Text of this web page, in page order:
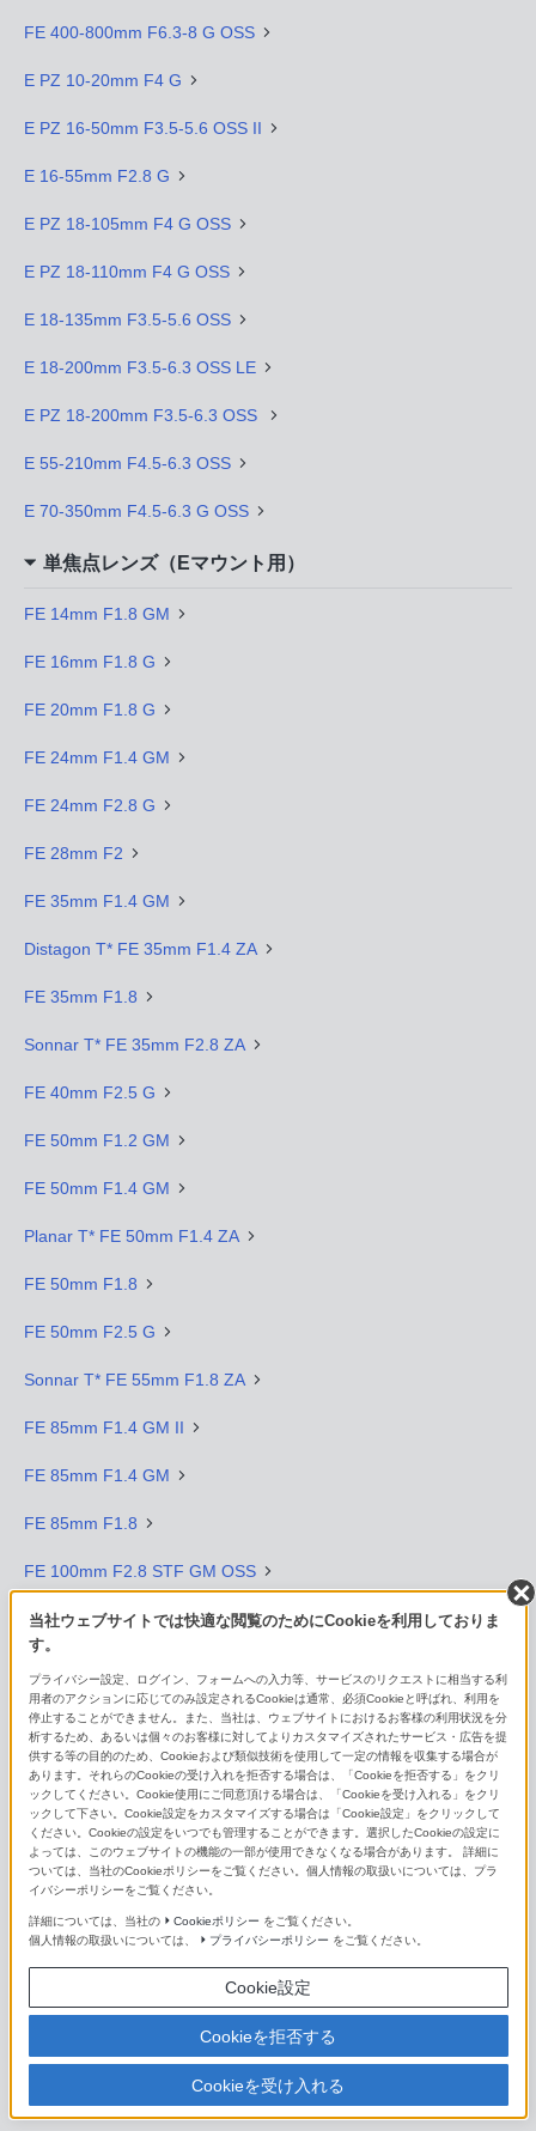
FE 400-800mm F6.3-8 G OSS
E PZ 10-20mm F4 G
E PZ 16-50mm F3.5-5.6 OSS II
E 16-55mm F2.8 G
E PZ 18-105mm F4 G OSS
E PZ 18-110mm F4 G OSS
E 18-135mm F3.5-5.6 OSS
E 18-200mm F3.5-6.3 OSS LE
E PZ 18-200mm F3.5-6.3 OSS
E 55-210mm F4.5-6.3 OSS
E 70-350mm F4.5-6.3 G OSS
単焦点レンズ（Eマウント用）
FE 14mm F1.8 GM
FE 16mm F1.8 G
FE 20mm F1.8 G
FE 24mm F1.4 GM
FE 24mm F2.8 G
FE 28mm F2
FE 35mm F1.4 GM
Distagon T* FE 35mm F1.4 ZA
FE 35mm F1.8
Sonnar T* FE 35mm F2.8 ZA
FE 40mm F2.5 G
FE 50mm F1.2 GM
FE 50mm F1.4 GM
Planar T* FE 50mm F1.4 ZA
FE 50mm F1.8
FE 50mm F2.5 G
Sonnar T* FE 55mm F1.8 ZA
FE 85mm F1.4 GM II
FE 85mm F1.4 GM
FE 85mm F1.8
FE 100mm F2.8 STF GM OSS
FE 135mm F1.8 GM
FE 400mm F2.8 GM OSS
FE 600mm F4 GM OSS
E 11mm F1.8
E 15mm F1.4 G
当社ウェブサイトでは快適な閲覧のためにCookieを利用しておりま
す。
プライバシー設定、ログイン、フォームへの入力等、サービスのリクエストに相当する利
用者のアクションに応じてのみ設定されるCookieは通常、必須Cookieと呼ばれ、利用を
停止することができません。また、当社は、ウェブサイトにおけるお客様の利用状況を分
析するため、あるいは個々のお客様に対してよりカスタマイズされたサービス・広告を提
供する等の目的のため、Cookieおよび類似技術を使用して一定の情報を収集する場合が
あります。それらのCookieの受け入れを拒否する場合は、「Cookieを拒否する」をクリ
ックしてください。Cookie使用にご同意頂ける場合は、「Cookieを受け入れる」をクリ
ックして下さい。Cookie設定をカスタマイズする場合は「Cookie設定」をクリックして
ください。Cookieの設定をいつでも管理することができます。選択したCookieの設定に
よっては、このウェブサイトの機能の一部が使用できなくなる場合があります。 詳細に
ついては、当社のCookieポリシーをご覧ください。個人情報の取扱いについては、プラ
イバシーポリシーをご覧ください。
詳細については、当社の Cookieポリシー をご覧ください。
個人情報の取扱いについては、
プライバシーポリシー をご覧ください。
Cookie設定
Cookieを拒否する
Cookieを受け入れる